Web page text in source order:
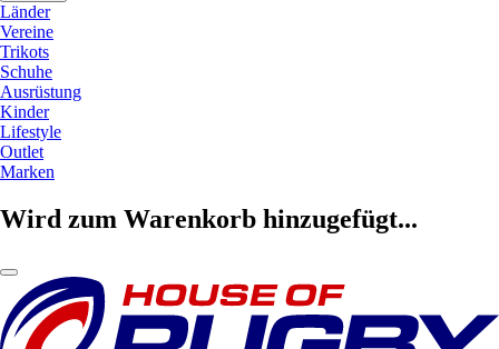
Länder
Vereine
Trikots
Schuhe
Ausrüstung
Kinder
Lifestyle
Outlet
Marken
Wird zum Warenkorb hinzugefügt...